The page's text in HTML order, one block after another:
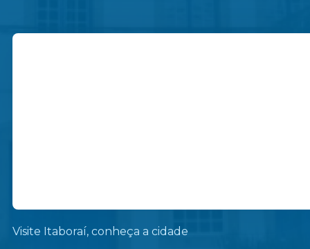
Visite Itaboraí, conheça a cidade